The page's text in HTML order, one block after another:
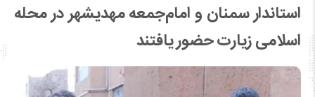
استاندار سمنان و امام‌جمعه مهدیشهر در محله
اسلامی زیارت حضور یافتند